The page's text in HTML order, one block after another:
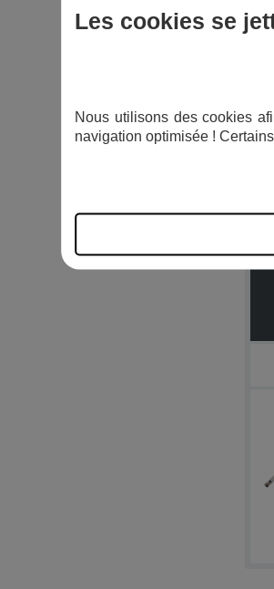
Les cookies se
Nous utilisons des cookies
navigation optimisée !